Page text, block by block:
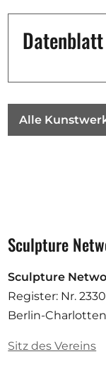
Künstler:innen
Kontakt
Datenblatt
Alle
Sculpture
Sculpture
Register: Nr.
Berlin-
Sitz des Vereins